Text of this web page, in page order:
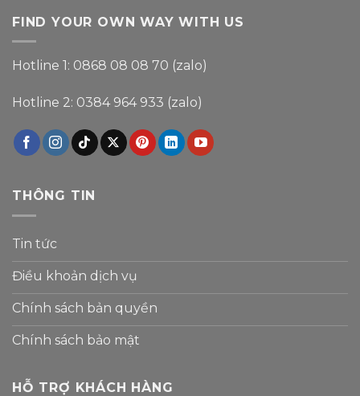
FIND YOUR OWN WAY WITH US
Hotline 1: 0868 08 08 70 (zalo)
Hotline 2: 0384 964 933 (zalo)
THÔNG TIN
Tin tức
Điều khoản dịch vụ
Chính sách bản quyền
Chính sách bảo mật
HỖ TRỢ KHÁCH HÀNG